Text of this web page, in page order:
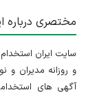
مختصری درباره
و روزانه مدیران
آگهی های